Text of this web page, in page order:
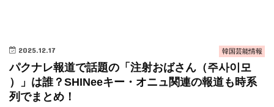
韓国芸能情報
2025.12.17
パクナレ報道で話題の「注射おばさん（주사이모
）」は誰？SHINeeキー・オニュ関連の報道も時系
列でまとめ！